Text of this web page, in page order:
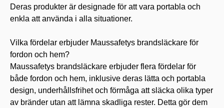
Deras produkter är designade för att vara portabla och
enkla att använda i alla situationer.
Vilka fördelar erbjuder Maussafetys brandsläckare för
fordon och hem?
Maussafetys brandsläckare erbjuder flera fördelar för
både fordon och hem, inklusive deras lätta och portabla
design, underhållsfrihet och förmåga att släcka olika typer
av bränder utan att lämna skadliga rester. Detta gör dem